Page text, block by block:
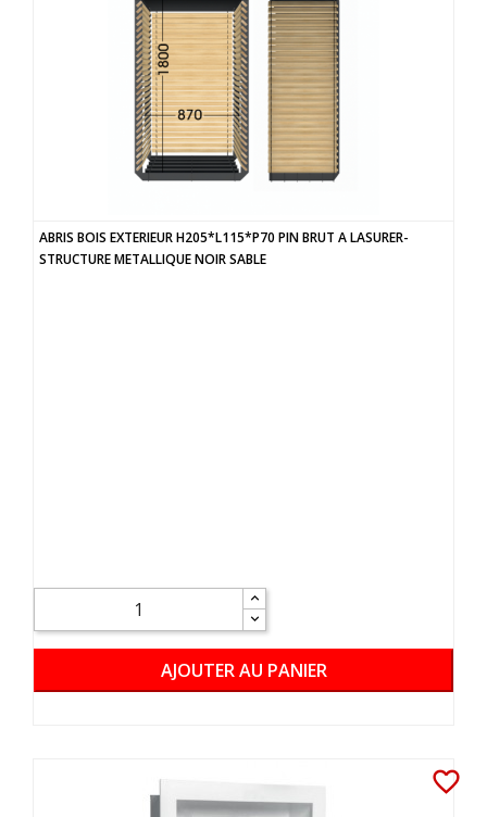
ABRIS BOIS EXTERIEUR H205*L115*P70 PIN BRUT A LASURER-
STRUCTURE METALLIQUE NOIR SABLE
AJOUTER AU PANIER
favorite_border